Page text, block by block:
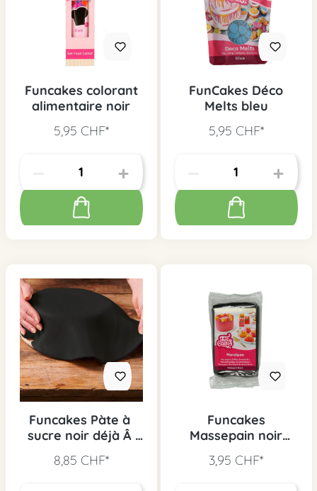
Funcakes colorant
alimentaire noir
5,95 CHF*
FunCakes Déco
Melts bleu
5,95 CHF*
Funcakes Pàte à
sucre noir déjà Â
8,85 CHF*
Funcakes
Massepain noir
3,95 CHF*